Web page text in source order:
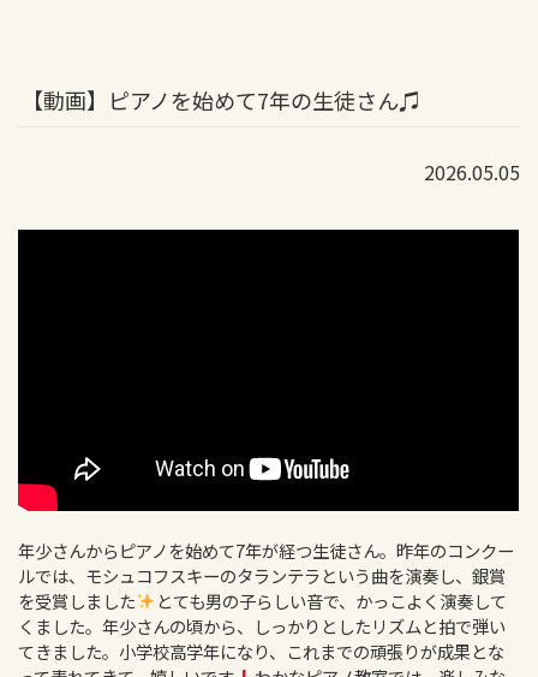
【動画】ピアノを始めて7年の生徒さん♫
2026.05.05
年少さんからピアノを始めて7年が経つ生徒さん。昨年のコンクー
ルでは、モシュコフスキーのタランテラという曲を演奏し、銀賞
を受賞しました
とても男の子らしい音で、かっこよく演奏して
くました。年少さんの頃から、しっかりとしたリズムと拍で弾い
てきました。小学校高学年になり、これまでの頑張りが成果とな